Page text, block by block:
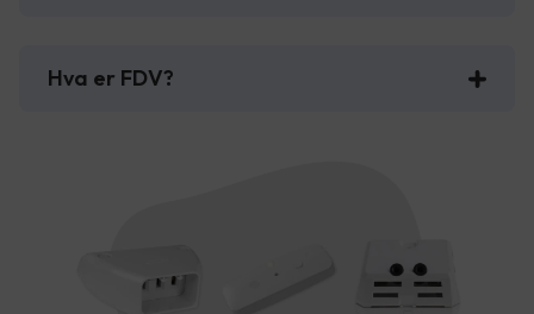
Hva er FDV?